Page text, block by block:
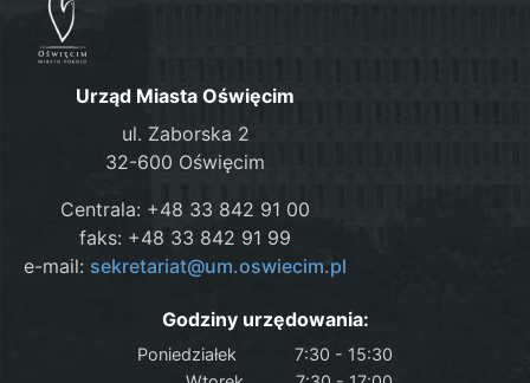
Urząd Miasta Oświęcim
ul. Zaborska 2
32-600 Oświęcim
Centrala: +48 33 842 91 00
faks: +48 33 842 91 99
e-mail: sekretariat@um.oswiecim.pl
Godziny urzędowania:
Poniedziałek
7:30 - 15:30